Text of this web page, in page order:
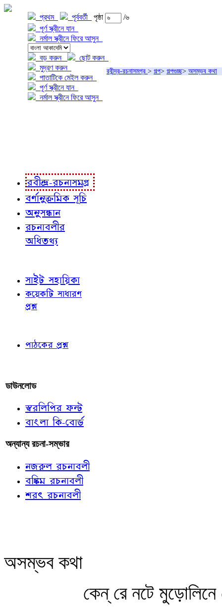
প্রথম পূর্ববর্তী পৃষ্ঠা
/৬
পূর্ণ স্ক্রীনে যান
নর্মাল স্ক্রীনে ফিরে আসুন
বড় করুন
ছোট করুন
মুদ্রণ করুন
পাতাটিকে মেইল করুন
পূর্ণ স্ক্রীনে যান
নর্মাল স্ক্রীনে ফিরে আসুন
রবীন্দ্র-রচনাসমগ্র > গল্প> গল্পগুচ্ছ> অসম্ভব কথা
রবীন্দ্র-রচনাসমগ্র
বর্ণানুক্রমিক সূচি
অনুসন্ধান
রচনাবলীর
অধিতথ্য
সাইট সহায়িকা
কয়েকটি সাধারণ
প্রশ্ন
পাঠকের প্রশ্ন
ডাউনলোড
স্বরলিপির ফন্ট
বাংলা কি-বোর্ড
অন্যান্য রচনা-সম্ভার
নজরুল রচনাবলী
বঙ্কিম রচনাবলী
শরৎ রচনাবলী
অসম্ভব কথা
কেন্ রে নটে